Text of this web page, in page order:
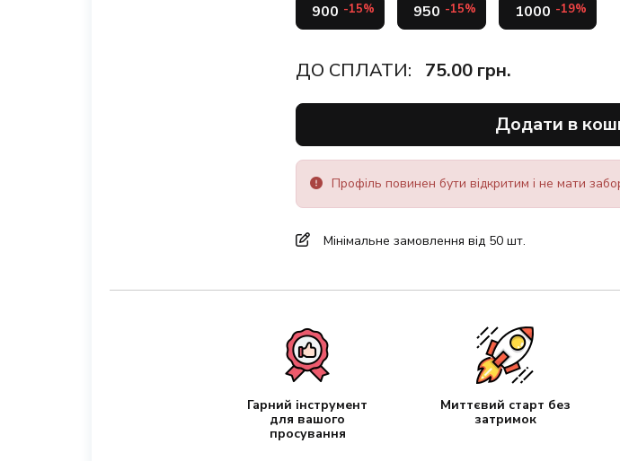
900 -15% 950 -15% 1000 -19%
ДО СПЛАТИ: 75.00грн.
Додати в
Профіль повинен бути відкритим і не мати
Мінімальне замовлення від 50 шт.
Гарний інструмент
для вашого
просування
Миттєвий старт без
затримок